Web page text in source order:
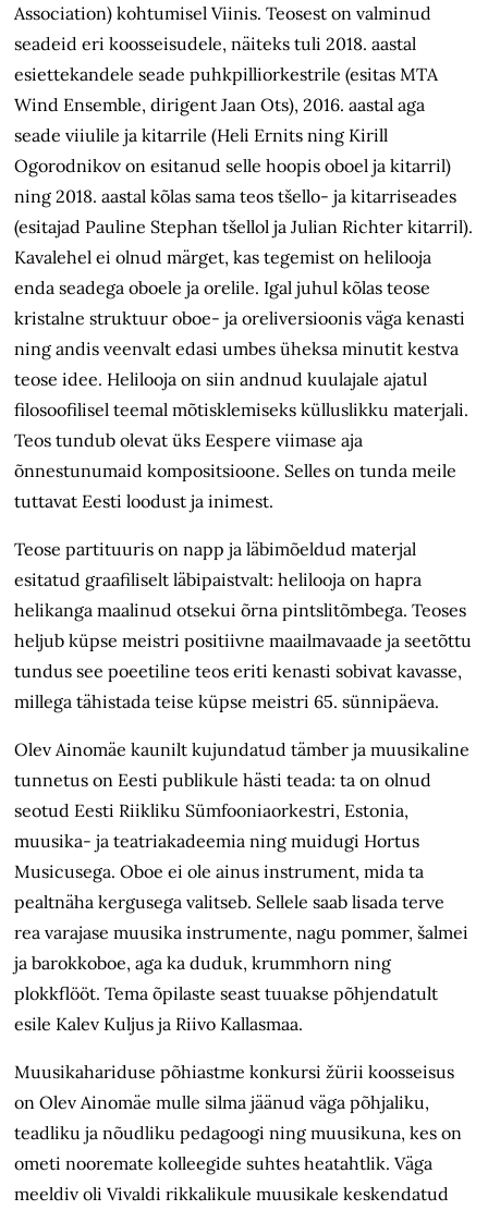
Association) kohtumisel Viinis. Teosest on valminud
seadeid eri koosseisudele, näiteks tuli 2018. aastal
esiettekandele seade puhkpilliorkestrile (esitas MTA
Wind Ensemble, dirigent Jaan Ots), 2016. aastal aga
seade viiulile ja kitarrile (Heli Ernits ning Kirill
Ogorodnikov on esitanud selle hoopis oboel ja kitarril)
ning 2018. aastal kõlas sama teos tšello- ja kitarriseades
(esitajad Pauline Stephan tšellol ja Julian Richter kitarril).
Kavalehel ei olnud märget, kas tegemist on helilooja
enda seadega oboele ja orelile. Igal juhul kõlas teose
kristalne struktuur oboe- ja oreliversioonis väga kenasti
ning andis veenvalt edasi umbes üheksa minutit kestva
teose idee. Helilooja on siin andnud kuulajale ajatul
filosoofilisel teemal mõtisklemiseks külluslikku materjali.
Teos tundub olevat üks Eespere viimase aja
õnnestunumaid kompositsioone. Selles on tunda meile
tuttavat Eesti loodust ja inimest.
Teose partituuris on napp ja läbimõeldud materjal
esitatud graafiliselt läbipaistvalt: helilooja on hapra
helikanga maalinud otsekui õrna pintsli­tõmbega. Teoses
heljub küpse meistri positiivne maailmavaade ja seetõttu
tundus see poeetiline teos eriti kenasti sobivat kavasse,
millega tähistada teise küpse meistri 65. sünnipäeva.
Olev Ainomäe kaunilt kujundatud tämber ja muusikaline
tunnetus on Eesti publikule hästi teada: ta on olnud
seotud Eesti Riikliku Sümfoonia­orkestri, Estonia,
muusika- ja teatriakadeemia ning muidugi Hortus
Musicusega. Oboe ei ole ainus instrument, mida ta
pealtnäha kergusega valitseb. Sellele saab lisada terve
rea varajase muusika instrumente, nagu pommer, šalmei
ja barokkoboe, aga ka duduk, krummhorn ning
plokkflööt. Tema õpilaste seast tuuakse põhjendatult
esile Kalev Kuljus ja Riivo Kallasmaa.
Muusikahariduse põhiastme konkursi žürii koosseisus
on Olev Ainomäe mulle silma jäänud väga põhjaliku,
teadliku ja nõudliku pedagoogi ning muusikuna, kes on
ometi nooremate kolleegide suhtes heatahtlik. Väga
meeldiv oli Vivaldi rikkalikule muusikale keskendatud